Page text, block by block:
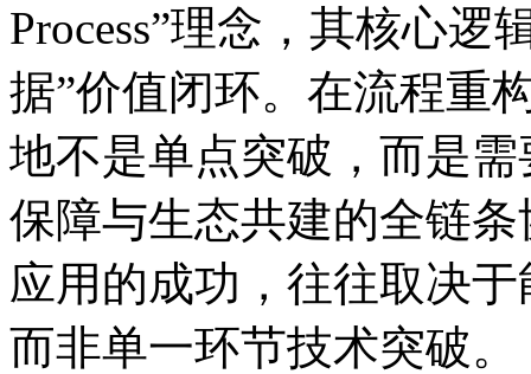
Process”理念，其核
据”价值闭环。在流程重构
地不是单点突破，而是需
保障与生态共建的全链条
应用的成功，往往取决
而非单一环节技术突破。